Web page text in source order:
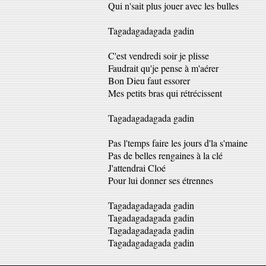
Qui n'sait plus jouer avec les bulles
Tagadagadagada gadin
C'est vendredi soir je plisse
Faudrait qu'je pense à m'aérer
Bon Dieu faut essorer
Mes petits bras qui rétrécissent
Tagadagadagada gadin
Pas l'temps faire les jours d'la s'maine
Pas de belles rengaines à la clé
J'attendrai Cloé
Pour lui donner ses étrennes
Tagadagadagada gadin
Tagadagadagada gadin
Tagadagadagada gadin
Tagadagadagada gadin